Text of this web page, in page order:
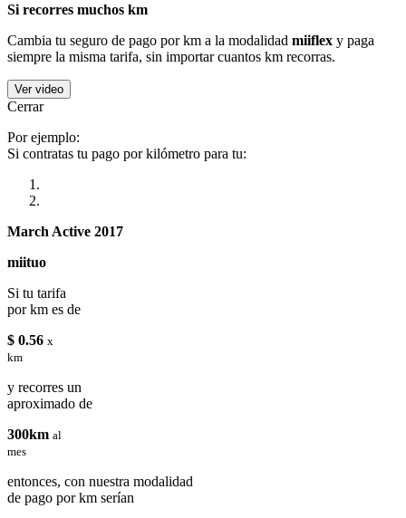
Si recorres muchos km
Cambia tu seguro de pago por km a la modalidad miiflex y paga
siempre la misma tarifa, sin importar cuantos km recorras.
Ver video
Cerrar
Por ejemplo:
Si contratas tu pago por kilómetro para tu:
March Active 2017
miituo
Si tu tarifa
por km es de
$ 0.56 x
km
y recorres un
aproximado de
300km al
mes
entonces, con nuestra modalidad
de pago por km serían